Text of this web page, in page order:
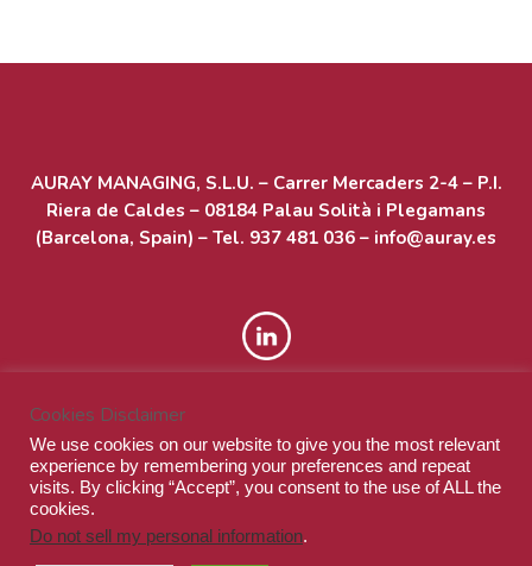
AURAY MANAGING, S.L.U. – Carrer Mercaders 2-4 – P.I.
Riera de Caldes – 08184 Palau Solità i Plegamans
(Barcelona, Spain) – Tel. 937 481 036 – info@auray.es
Cookies Disclaimer
We use cookies on our website to give you the most relevant
experience by remembering your preferences and repeat
visits. By clicking “Accept”, you consent to the use of ALL the
cookies.
Do not sell my personal information.